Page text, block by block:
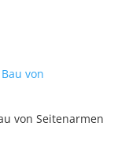
von Seitenarmen